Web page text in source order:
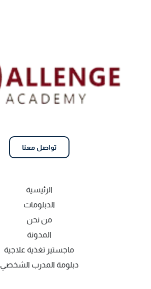
تواصل معنا
الرئيسية
الدبلومات
من نحن
المدونة
ماجستير تغذية علاجية
دبلومة المدرب الشخصي